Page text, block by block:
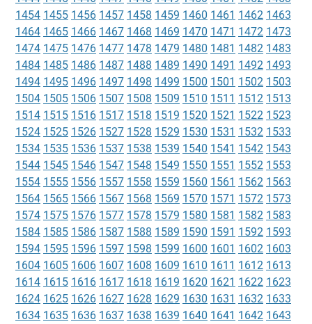
1454 1455 1456 1457 1458 1459 1460 1461 1462 1463
1464 1465 1466 1467 1468 1469 1470 1471 1472 1473
1474 1475 1476 1477 1478 1479 1480 1481 1482 1483
1484 1485 1486 1487 1488 1489 1490 1491 1492 1493
1494 1495 1496 1497 1498 1499 1500 1501 1502 1503
1504 1505 1506 1507 1508 1509 1510 1511 1512 1513
1514 1515 1516 1517 1518 1519 1520 1521 1522 1523
1524 1525 1526 1527 1528 1529 1530 1531 1532 1533
1534 1535 1536 1537 1538 1539 1540 1541 1542 1543
1544 1545 1546 1547 1548 1549 1550 1551 1552 1553
1554 1555 1556 1557 1558 1559 1560 1561 1562 1563
1564 1565 1566 1567 1568 1569 1570 1571 1572 1573
1574 1575 1576 1577 1578 1579 1580 1581 1582 1583
1584 1585 1586 1587 1588 1589 1590 1591 1592 1593
1594 1595 1596 1597 1598 1599 1600 1601 1602 1603
1604 1605 1606 1607 1608 1609 1610 1611 1612 1613
1614 1615 1616 1617 1618 1619 1620 1621 1622 1623
1624 1625 1626 1627 1628 1629 1630 1631 1632 1633
1634 1635 1636 1637 1638 1639 1640 1641 1642 1643